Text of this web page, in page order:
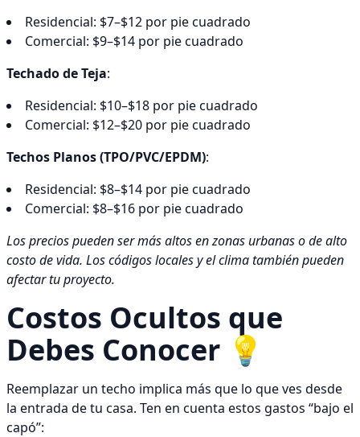
Residencial: $7–$12 por pie cuadrado
Comercial: $9–$14 por pie cuadrado
Techado de Teja:
Residencial: $10–$18 por pie cuadrado
Comercial: $12–$20 por pie cuadrado
Techos Planos (TPO/PVC/EPDM):
Residencial: $8–$14 por pie cuadrado
Comercial: $8–$16 por pie cuadrado
Los precios pueden ser más altos en zonas urbanas o de alto
costo de vida. Los códigos locales y el clima también pueden
afectar tu proyecto.
Costos Ocultos que
Debes Conocer 💡
Reemplazar un techo implica más que lo que ves desde
la entrada de tu casa. Ten en cuenta estos gastos “bajo el
capó”: